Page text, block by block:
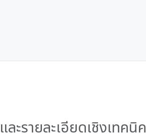
รายละเอียดเชิงเทคนิค